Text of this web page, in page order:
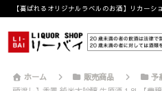
【喜ばれるオリジナルラベルのお酒】リカーシ
ホーム 販売商品 予